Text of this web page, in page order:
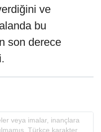
ve
bu
son derece